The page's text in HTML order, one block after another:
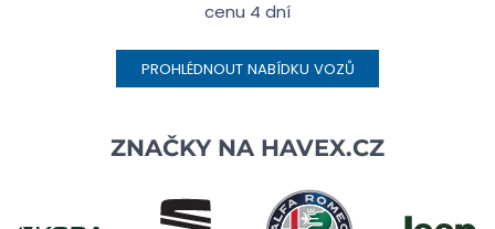
cenu 4 dní
PROHLÉDNOUT NABÍDKU VOZŮ
ZNAČKY NA HAVEX.CZ